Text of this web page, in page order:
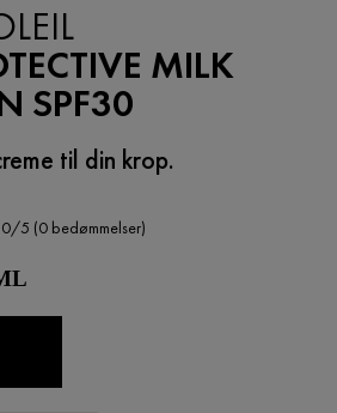
MILK
SPF30
til din krop.
5 (0 bedømmelser)